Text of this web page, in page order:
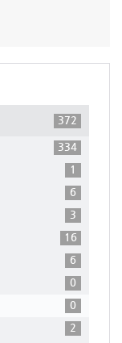
372
334
1
6
3
16
6
0
0
2